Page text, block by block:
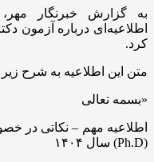
به گزارش خبرنگار
کرد.
متن این اطلاعیه به شرح
«بسمه تعالی
اطلاعیه مهم – نکاتی
(Ph.D) سال ۱۴۰۴